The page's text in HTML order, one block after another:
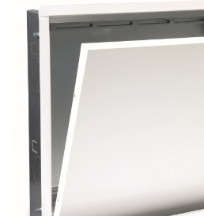
Accesorii baterii
Sisteme de dus
Coloane de dus
Seturi de dus
Sisteme de dus incastrate
Brate si palarii dus